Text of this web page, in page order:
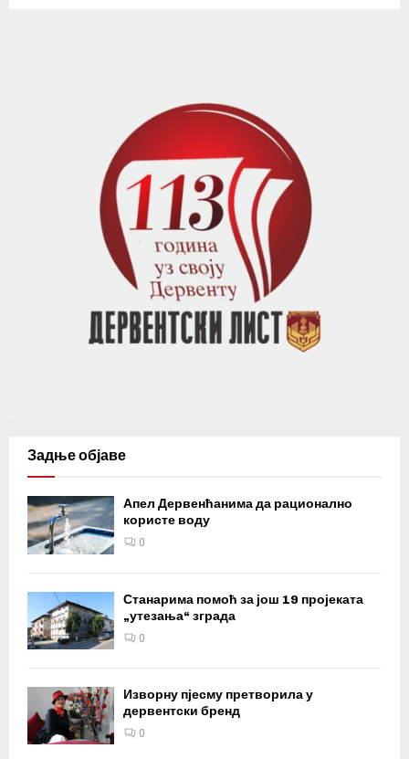
Задње објаве
Апел Дервенћанима да рационално
користе воду
0
Станарима помоћ за још 19 пројеката
„утезања“ зграда
0
Изворну пјесму претворила у
дервентски бренд
0